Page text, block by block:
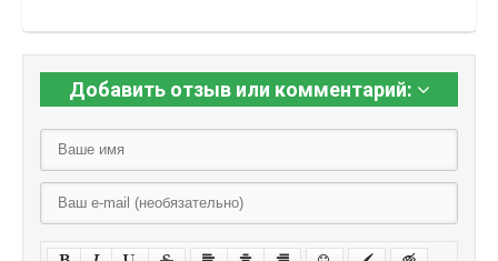
Добавить отзыв или комментарий: